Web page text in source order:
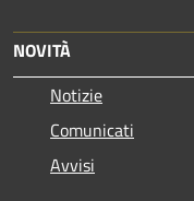
NOVITÀ
Notizie
Comunicati
Avvisi